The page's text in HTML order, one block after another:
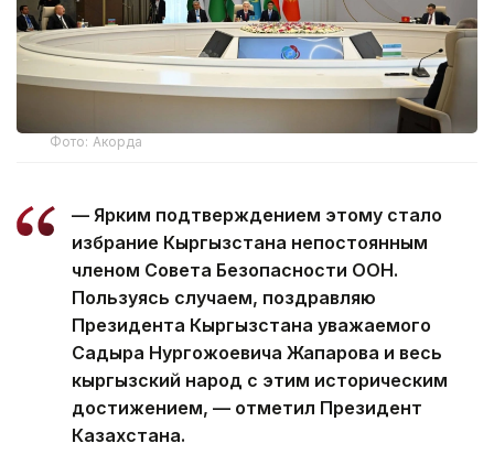
Фото: Акорда
— Ярким подтверждением этому стало
избрание Кыргызстана непостоянным
членом Совета Безопасности ООН.
Пользуясь случаем, поздравляю
Президента Кыргызстана уважаемого
Садыра Нургожоевича Жапарова и весь
кыргызский народ с этим историческим
достижением, — отметил Президент
Казахстана.